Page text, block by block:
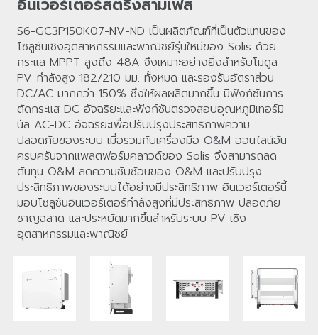
อินเวอร์เตอร์สตริงสามเฟส
S6-GC3P150K07-NV-ND เป็นผลิตภัณฑ์ที่เป็นตัวแทนของ
โซลูชันเชิงอุตสาหกรรมและพาณิชย์รุ่นใหม่ของ Solis ด้วย
กระแส MPPT สูงถึง 48A จึงเหมาะอย่างยิ่งสำหรับโมดูล
PV กำลังสูง 182/210 มม. ทั้งหมด และรองรับอัตราส่วน
DC/AC มากกว่า 150% ซึ่งให้ผลผลิตมากขึ้น มีฟังก์ชันการ
ตัดกระแส DC อัจฉริยะและฟังก์ชันตรวจสอบอุณหภูมิเทอร์มิ
นัล AC-DC อัจฉริยะเพื่อปรับปรุงประสิทธิภาพความ
ปลอดภัยของระบบ เมื่อรวมกับเครื่องมือ O&M ออนไลน์อัน
ครบครันจากแพลตฟอร์มคลาวด์ของ Solis จึงสามารถลด
ต้นทุน O&M ลดความซับซ้อนของ O&M และปรับปรุง
ประสิทธิภาพของระบบได้อย่างมีประสิทธิภาพ อินเวอร์เตอร์นี้
มอบโซลูชันอินเวอร์เตอร์กำลังสูงที่มีประสิทธิภาพ ปลอดภัย
ชาญฉลาด และประหยัดมากขึ้นสำหรับระบบ PV เชิง
อุตสาหกรรมและพาณิชย์